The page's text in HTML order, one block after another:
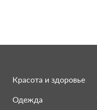
Красота и здоровье
Одежда